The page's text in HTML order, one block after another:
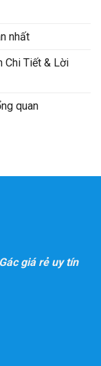
nhất
Chi Tiết & Lời
quan
giá rẻ uy tín